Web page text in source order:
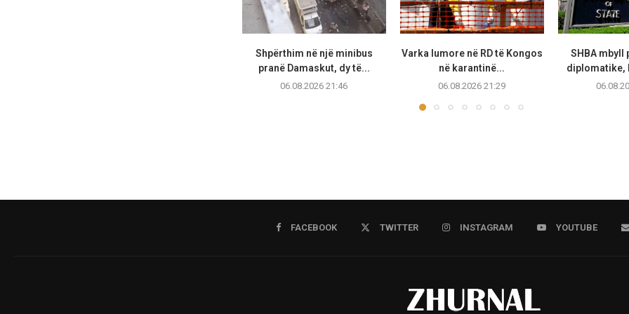
Shpërthim në një minibus
pranë Damaskut, dy të...
06.08.2026 21:46
Varka lumore në RD të Kongos
në karantinë...
06.08.2026 21:29
SHBA mbyll
diplomatike,
FACEBOOK TWITTER INSTAGRAM YOUTUBE